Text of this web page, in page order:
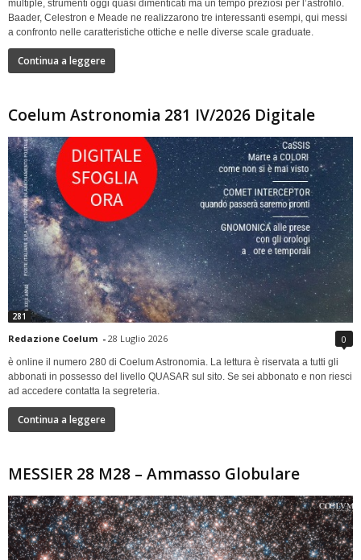
multiple, strumenti oggi quasi dimenticati ma un tempo preziosi per l’astrofilo.
Baader, Celestron e Meade ne realizzarono tre interessanti esempi, qui messi
a confronto nelle caratteristiche ottiche e nelle diverse scale graduate.
Continua a leggere
Coelum Astronomia 281 IV/2026 Digitale
281
Redazione Coelum - 28 Luglio 2026 0
è online il numero 280 di Coelum Astronomia. La lettura è riservata a tutti gli
abbonati in possesso del livello QUASAR sul sito. Se sei abbonato e non riesci
ad accedere contatta la segreteria.
Continua a leggere
MESSIER 28 M28 – Ammasso Globulare